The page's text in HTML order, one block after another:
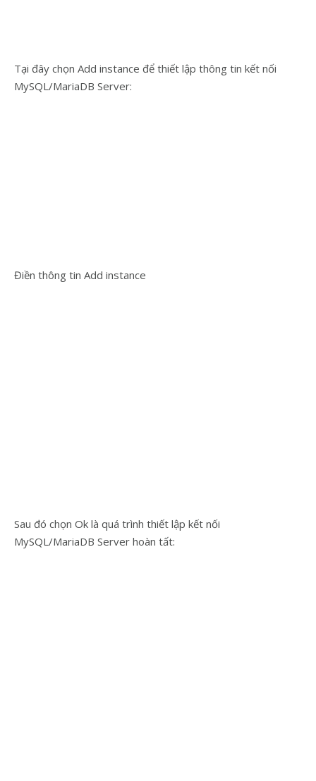
Tại đây chọn Add instance để thiết lập thông tin kết nối
MySQL/MariaDB Server:
Điền thông tin Add instance
Sau đó chọn Ok là quá trình thiết lập kết nối
MySQL/MariaDB Server hoàn tất: